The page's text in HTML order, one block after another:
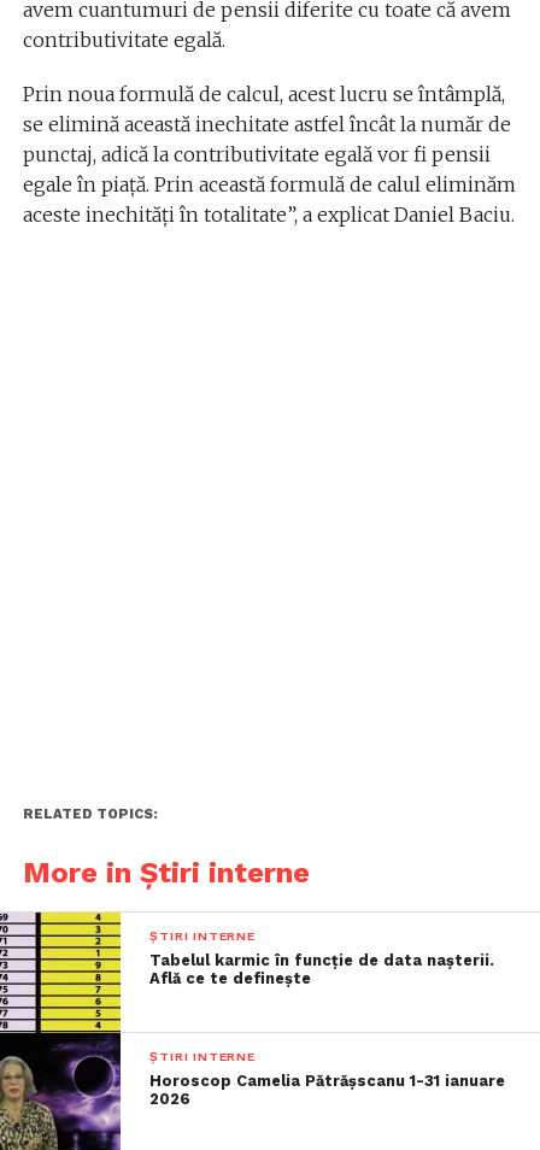
avem cuantumuri de pensii diferite cu toate că avem
contributivitate egală.
Prin noua formulă de calcul, acest lucru se întâmplă,
se elimină această inechitate astfel încât la număr de
punctaj, adică la contributivitate egală vor fi pensii
egale în piață. Prin această formulă de calul eliminăm
aceste inechități în totalitate”, a explicat Daniel Baciu.
RELATED TOPICS:
More in Știri interne
ȘTIRI INTERNE
Tabelul karmic în funcție de data nașterii.
Află ce te definește
ȘTIRI INTERNE
Horoscop Camelia Pătrășscanu 1-31 ianuare
2026